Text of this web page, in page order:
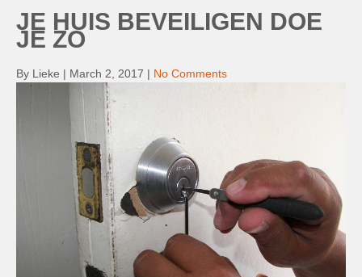
JE HUIS BEVEILIGEN DOE
JE ZO
By Lieke | March 2, 2017 | No Comments